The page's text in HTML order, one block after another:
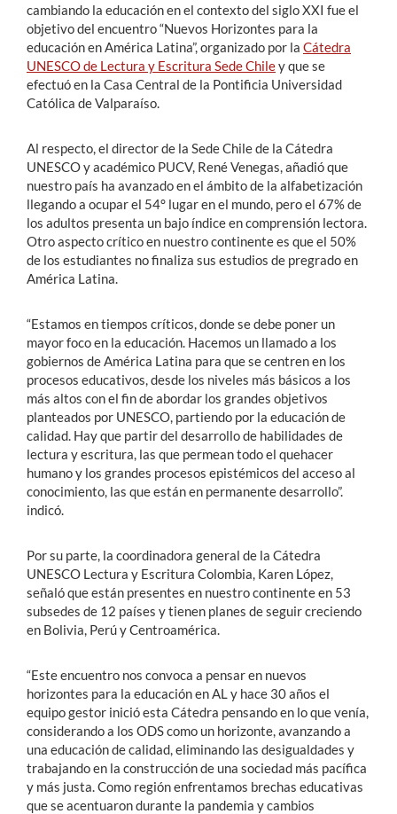
cambiando la educación en el contexto del siglo XXI fue el
objetivo del encuentro “Nuevos Horizontes para la
educación en América Latina”, organizado por la Cátedra
UNESCO de Lectura y Escritura Sede Chiley que se
efectuó en la Casa Central de la Pontificia Universidad
Católica de Valparaíso.
Al respecto, el director de la Sede Chile de la Cátedra
UNESCO y académico PUCV, René Venegas, añadió que
nuestro país ha avanzado en el ámbito de la alfabetización
llegando a ocupar el 54° lugar en el mundo, pero el 67% de
los adultos presenta un bajo índice en comprensión lectora.
Otro aspecto crítico en nuestro continente es que el 50%
de los estudiantes no finaliza sus estudios de pregrado en
América Latina.
“Estamos en tiempos críticos, donde se debe poner un
mayor foco en la educación. Hacemos un llamado a los
gobiernos de América Latina para que se centren en los
procesos educativos, desde los niveles más básicos a los
más altos con el fin de abordar los grandes objetivos
planteados por UNESCO, partiendo por la educación de
calidad. Hay que partir del desarrollo de habilidades de
lectura y escritura, las que permean todo el quehacer
humano y los grandes procesos epistémicos del acceso al
conocimiento, las que están en permanente desarrollo”.
indicó.
Por su parte, la coordinadora general de la Cátedra
UNESCO Lectura y Escritura Colombia, Karen López,
señaló que están presentes en nuestro continente en 53
subsedes de 12 países y tienen planes de seguir creciendo
en Bolivia, Perú y Centroamérica.
“Este encuentro nos convoca a pensar en nuevos
horizontes para la educación en AL y hace 30 años el
equipo gestor inició esta Cátedra pensando en lo que venía,
considerando a los ODS como un horizonte, avanzando a
una educación de calidad, eliminando las desigualdades y
trabajando en la construcción de una sociedad más pacífica
y más justa. Como región enfrentamos brechas educativas
que se acentuaron durante la pandemia y cambios